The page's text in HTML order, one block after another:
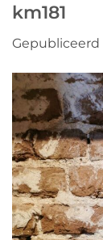
km181
Gepubliceerd